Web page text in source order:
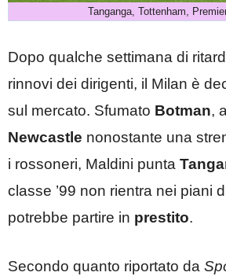
Tanganga, Tottenham,
Dopo qualche settimana di
rinnovi dei dirigenti, il Milan è
sul mercato. Sfumato Botman,
Newcastle nonostante una
i rossoneri, Maldini punta
classe ’99 non rientra nei piani
potrebbe partire in prestito.
Secondo quanto riportato da